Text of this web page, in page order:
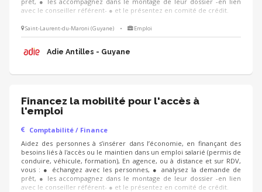
avec le conseiller référent- ● et le présentez en comité de crédit.
Saint-Laurent-du-Maroni (Guyane) • Emploi
Adie Antilles - Guyane
Financez la mobilité pour l'accès à
l'emploi
Comptabilité / Finance
Aidez des personnes à s’insérer dans l’économie, en finançant des
besoins liés à l'accès ou le maintien dans un emploi salarié (permis de
conduire, véhicule, formation), En agence, ou à distance et sur RDV,
vous : ● échangez avec les personnes, ● analysez la demande de
prêt, ● les accompagnez dans le montage de leur dossier -en lien
avec le conseiller référent- ● et le présentez en comité de crédit.